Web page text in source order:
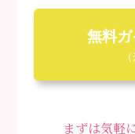
無料
まずは気軽